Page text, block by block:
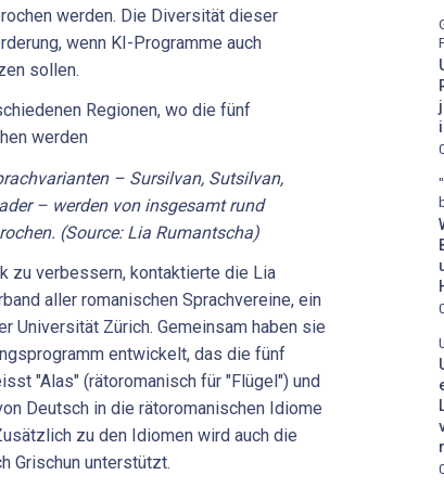
werden. Die Diversität dieser
wenn KI-Programme auch
sollen.
– Sursilvan, Sutsilvan,
– werden von insgesamt rund
(Source: Lia Rumantscha)
zu verbessern, kontaktierte die Lia
aller romanischen Sprachvereine, ein
Universität Zürich. Gemeinsam haben sie
entwickelt, das die fünf
"Alas" (rätoromanisch für "Flügel") und
Deutsch in die rätoromanischen Idiome
zu den Idiomen wird auch die
Grischun unterstützt.